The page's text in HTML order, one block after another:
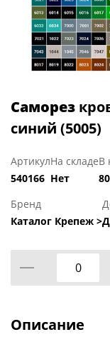
Саморез
синий (5005)
Артикул
540166
На складе
Нет
В
Бренд
Каталог Крепеж >
Описание